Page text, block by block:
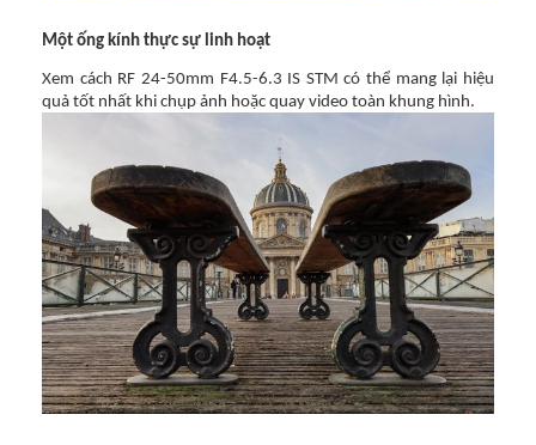
Một ống kính thực sự linh hoạt
Xem cách RF 24-50mm F4.5-6.3 IS STM có thể mang lại hiệu
quả tốt nhất khi chụp ảnh hoặc quay video toàn khung hình.